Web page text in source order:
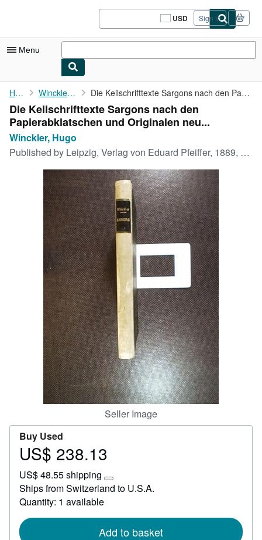
USD
Site
shopping
Sign in
Menu
My Account
My Purchases
Sign Off
Advanced Search
Browse Collections
Rare Books
Art & Collectibles
Textbooks
Start Selling
CLOSE
Home Winckler, Hugo Die Keilschrifttexte Sargons nach den Papierabklatschen und ...
Die Keilschrifttexte Sargons nach den
Papierabklatschen und Originalen neu...
Winckler, Hugo
Published by Leipzig, Verlag von Eduard Pfeiffer, 1889, Auflage: 1., 1889
Seller Image
Buy Used
Price
238.13
US$ 238.13
US$ 48.55 shipping
Learn
more
rates
Ships from Switzerland to U.S.A.
Quantity: 1 available
Add to basket